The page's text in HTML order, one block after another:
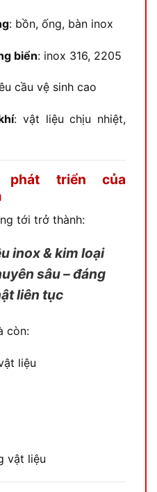
: bồn, ống, bàn inox
biển: inox 316, 2205
cầu vệ sinh cao
: vật liệu chịu nhiệt,
triển của
tới trở thành:
inox & kim loại
sâu – đáng
liên tục
còn:
liệu
vật liệu